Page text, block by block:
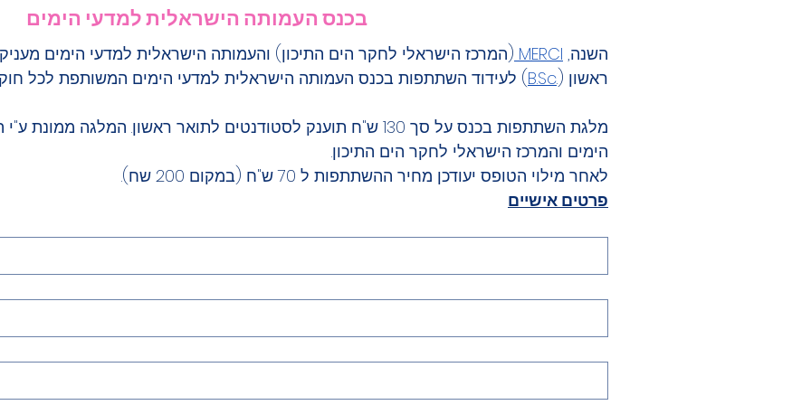
בכנס העמותה הישראלית למדעי הימים
השנה, MERCI
ראשון (.B.Sc) לעידוד השתתפות בכנס העמותה הישראלית למדעי הימים המשותפת לכל
הימים והמרכז הישראלי לחקר הים התיכון.
לאחר מילוי הטופס יעודכן מחיר ההשתתפות ל 70 ש"ח (במקום 200 שח).
פרטים אישיים